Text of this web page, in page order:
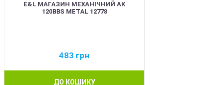
E&L МАГАЗИН МЕХАНІЧНИЙ АК
120BBS METAL 12778
483 грн
ДО КОШИКУ